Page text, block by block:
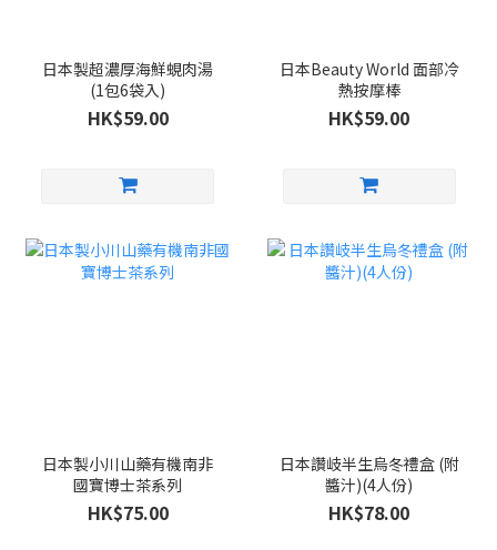
日本製超濃厚海鮮蜆肉湯
(1包6袋入)
HK$59.00
日本Beauty World 面部冷
熱按摩棒
HK$59.00
日本製小川山藥有機南非
國寶博士茶系列
HK$75.00
日本讚岐半生烏冬禮盒 (附
醬汁)(4人份)
HK$78.00